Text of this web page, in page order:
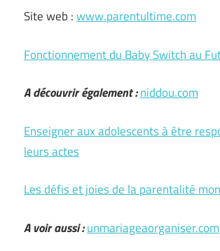
Site web :www.parentultime.com
Fonctionnement du Baby Switch au
A découvrir également :niddou.com
Enseigner aux adolescents à être
leurs actes
Les défis et joies de la parentalité
A voir aussi :unmariageaorganiser.com